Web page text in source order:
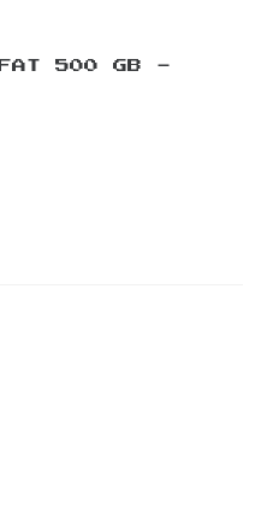
FAT 500 GB -